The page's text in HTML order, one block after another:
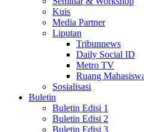
Kuis
Media Partner
Liputan
Tribunnews
Daily Social ID
Metro TV
Ruang
Sosialisasi
Buletin
Buletin Edisi 1
Buletin Edisi 2
Buletin Edisi 3